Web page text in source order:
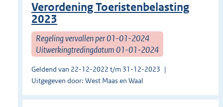
Verordening Toeristenbelasting
2023
Regeling vervallen per 01-01-2024
Uitwerkingtredingdatum 01-01-2024
Geldend van 22-12-2022 t/m 31-12-2023
Uitgegeven door: West Maas en Waal